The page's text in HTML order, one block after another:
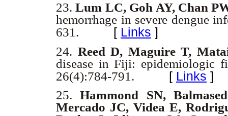
23.Lum LC, Goh AY, Chan
hemorrhage in severe dengue
631.
[ Links ]
24. Reed D, Maguire T,
disease in Fiji: epidemiologic
26(4):784-791.
[ Links ]
25.Hammond SN,
Mercado JC, Videa E,